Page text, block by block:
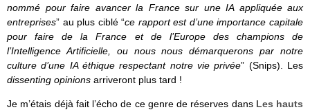
nommé pour faire avancer la France sur une IA appliquée aux
entreprises” au plus ciblé “ce rapport est d’une importance capitale
pour faire de la France et de l’Europe des champions de
l’Intelligence Artificielle, ou nous nous démarquerons par notre
culture d’une IA éthique respectant notre vie privée” (Snips). Les
dissenting opinions arriveront plus tard !
Je m’étais déjà fait l’écho de ce genre de réserves dans Les hauts